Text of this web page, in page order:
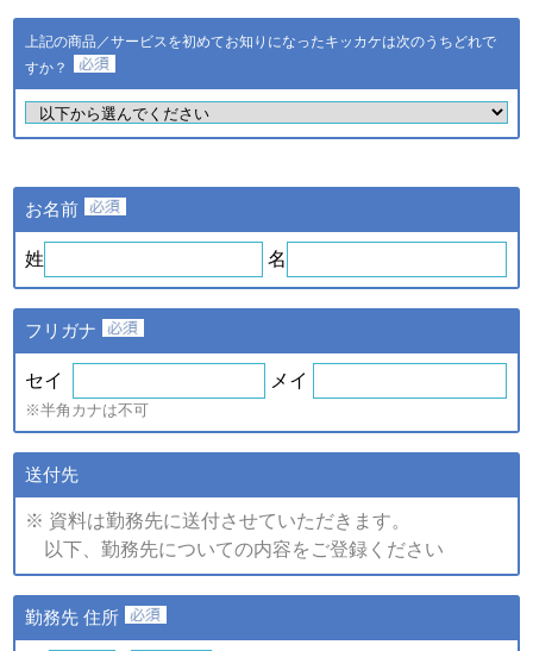
ｄ．全国スキル調査へのご
協力に伴い取得した個人情
報
断結果は、統計的に処理した
適時スキル診断システムに反
映されます
ｅ．セミナー・展示会等に
よびご連絡のため
品・サービスの提供・改良
や、新たなサービスを開発す
るため
注)上記の内、統計的に処理した情報については、個人の特定が
できない情報です。
（2）個人情報の提供
個人情報の種類
ａ．会員のお申し込みに伴
い取得した個人情報
①提供する個人情報の項目
ご登録・お問い合わせをいた
だいた商品・サービス名、氏
名、氏名カナ、郵便番号、住
号、メールアドレス、勤務先
上記の商品／サービスを初めてお知りになったキッカケは次のうちどれで
すか？
お名前
姓 名
フリガナ
セイ メイ
※半角カナは不可
送付先
※ 資料は勤務先に送付させていただきます。
以下、勤務先についての内容をご登録ください
勤務先 住所